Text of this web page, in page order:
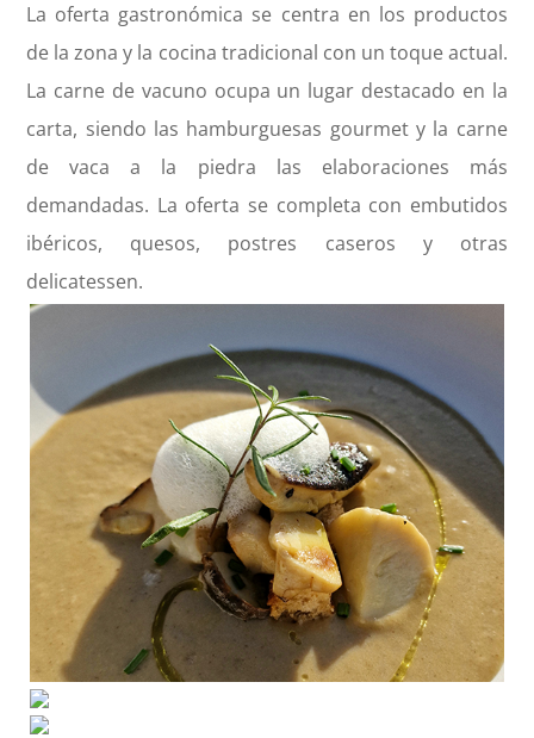
La oferta gastronómica se centra en los productos
de la zona y la cocina tradicional con un toque actual.
La carne de vacuno ocupa un lugar destacado en la
carta, siendo las hamburguesas gourmet y la carne
de vaca a la piedra las elaboraciones más
demandadas. La oferta se completa con embutidos
ibéricos, quesos, postres caseros y otras
delicatessen.